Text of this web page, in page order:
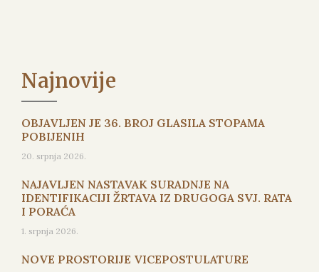
Najnovije
OBJAVLJEN JE 36. BROJ GLASILA STOPAMA
POBIJENIH
20. srpnja 2026.
NAJAVLJEN NASTAVAK SURADNJE NA
IDENTIFIKACIJI ŽRTAVA IZ DRUGOGA SVJ. RATA
I PORAĆA
1. srpnja 2026.
NOVE PROSTORIJE VICEPOSTULATURE